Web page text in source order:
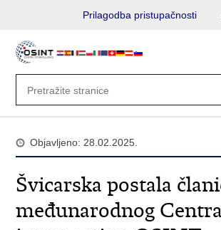
sadržaj
Prilagodba pristupačnosti
Objavljeno: 28.02.2025.
Švicarska postala
međunarodnog Centra